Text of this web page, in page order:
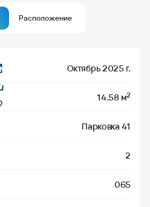
Расположение
Октябрь 2025 г.
14.58 м2
Парковка 41
2
065